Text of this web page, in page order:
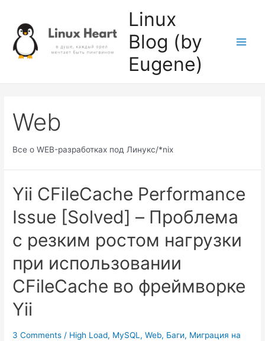
content
Linux
Blog (by
Eugene)
Web
Все о WEB-разработках под Линукс/*nix
Yii CFileCache Performance
Issue [Solved] – Проблема
с резким ростом нагрузки
при использовании
CFileCache во фреймворке
Yii
3 Comments / High Load, MySQL,Web, Баги, Миграция на